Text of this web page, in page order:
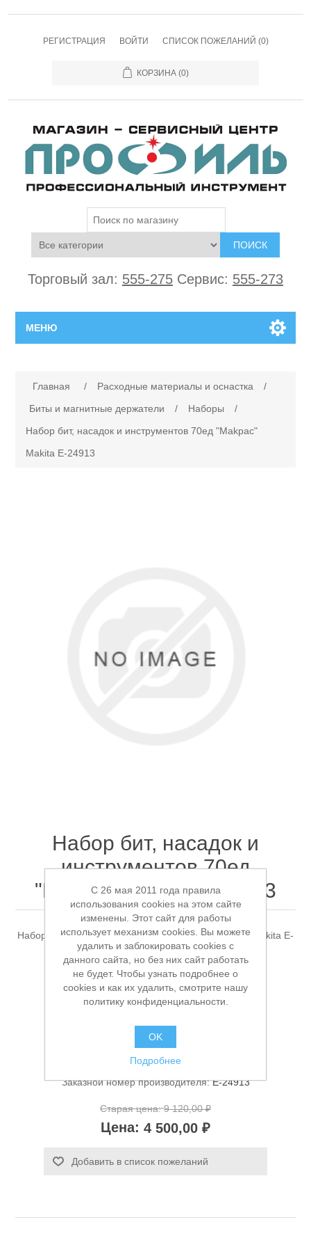
РЕГИСТРАЦИЯ ВОЙТИ СПИСОК ПОЖЕЛАНИЙ (0)
КОРЗИНА (0)
ПОИСК
Торговый зал: 555-275 Сервис: 555-273
МЕНЮ
Садовая и силовая техника
Станки и оснастка
Главная / Расходные материалы и оснастка
/
Биты и магнитные держатели
/ Наборы
/
Набор бит, насадок и инструментов 70ед "Makpac"
Makita E-24913
Набор бит, насадок и
инструментов 70ед
"Makpac" Makita E-24913
Набор бит, насадок и инструментов 70ед "Makpac" Makita E-
24913
Производитель: Makita (расходные материалы)
Доступность: Нет в наличии
Артикул: УТ-00006588
Заказной номер производителя: E-24913
Старая цена: 9 120,00 ₽
Цена: 4 500,00 ₽
Добавить в список пожеланий
C 26 мая 2011 года правила
использования cookies на этом сайте
изменены. Этот сайт для работы
использует механизм cookies. Вы можете
удалить и заблокировать cookies с
данного сайта, но без них сайт работать
не будет. Чтобы узнать подробнее о
cookies и как их удалить, смотрите нашу
политику конфиденциальности.
OK
Подробнее